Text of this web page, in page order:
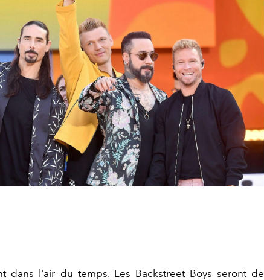
dans l'air du temps. Les Backstreet Boys seront de